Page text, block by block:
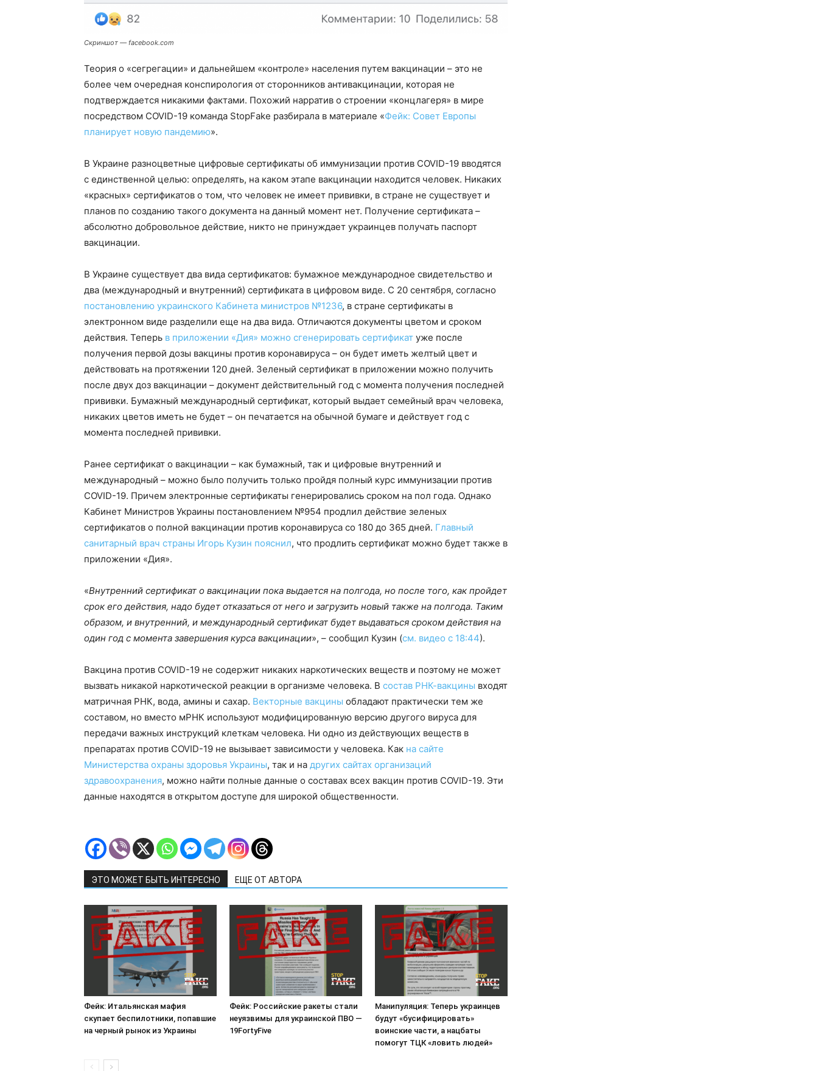
Скриншот — facebook.com
Теория о «сегрегации» и дальнейшем «контроле» населения путем вакцинации – это не
более чем очередная конспирология от сторонников антивакцинации, которая не
подтверждается никакими фактами. Похожий нарратив о строении «концлагеря» в мире
посредством COVID-19 команда StopFake разбирала в материале «Фейк: Совет Европы
планирует новую пандемию».
В Украине разноцветные цифровые сертификаты об иммунизации против COVID-19 вводятся
с единственной целью: определять, на каком этапе вакцинации находится человек. Никаких
«красных» сертификатов о том, что человек не имеет прививки, в стране не существует и
планов по созданию такого документа на данный момент нет. Получение сертификата –
абсолютно добровольное действие, никто не принуждает украинцев получать паспорт
вакцинации.
В Украине существует два вида сертификатов: бумажное международное свидетельство и
два (международный и внутренний) сертификата в цифровом виде. С 20 сентября, согласно
постановлению украинского Кабинета министров №1236, в стране сертификаты в
электронном виде разделили еще на два вида. Отличаются документы цветом и сроком
действия. Теперь в приложении «Дия» можно сгенерировать сертификат уже после
получения первой дозы вакцины против коронавируса – он будет иметь желтый цвет и
действовать на протяжении 120 дней. Зеленый сертификат в приложении можно получить
после двух доз вакцинации – документ действительный год с момента получения последней
прививки. Бумажный международный сертификат, который выдает семейный врач человека,
никаких цветов иметь не будет – он печатается на обычной бумаге и действует год с
момента последней прививки.
Ранее сертификат о вакцинации – как бумажный, так и цифровые внутренний и
международный – можно было получить только пройдя полный курс иммунизации против
COVID-19. Причем электронные сертификаты генерировались сроком на пол года. Однако
Кабинет Министров Украины постановлением №954 продлил действие зеленых
сертификатов о полной вакцинации против коронавируса со 180 до 365 дней. Главный
санитарный врач страны Игорь Кузин пояснил, что продлить сертификат можно будет также в
приложении «Дия».
«Внутренний сертификат о вакцинации пока выдается на полгода, но после того, как пройдет
срок его действия, надо будет отказаться от него и загрузить новый также на полгода. Таким
образом, и внутренний, и международный сертификат будет выдаваться сроком действия на
один год с момента завершения курса вакцинации», – сообщил Кузин (см. видео с 18:44).
Вакцина против COVID-19 не содержит никаких наркотических веществ и поэтому не может
вызвать никакой наркотической реакции в организме человека. В состав РНК-вакцины входят
матричная РНК, вода, амины и сахар. Векторные вакцины обладают практически тем же
составом, но вместо мРНК используют модифицированную версию другого вируса для
передачи важных инструкций клеткам человека. Ни одно из действующих веществ в
препаратах против COVID-19 не вызывает зависимости у человека. Как на сайте
Министерства охраны здоровья Украины, так и на других сайтах организаций
здравоохранения, можно найти полные данные о составах всех вакцин против COVID-19. Эти
данные находятся в открытом доступе для широкой общественности.
ЭТО МОЖЕТ БЫТЬ ИНТЕРЕСНО ЕЩЕ ОТ АВТОРА
Фейк: Итальянская мафия
скупает беспилотники, попавшие
на черный рынок из Украины
Фейк: Российские ракеты стали
неуязвимы для украинской ПВО —
19FortyFive
Манипуляция: Теперь украинцев
будут «бусифицировать»
воинские части, а нацбаты
помогут ТЦК «ловить людей»